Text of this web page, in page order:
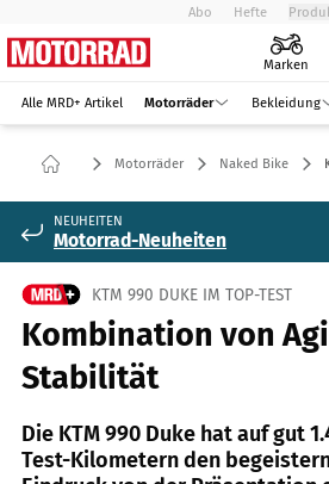
Abo Hefte
Marken
Alle MRD+ Artikel Motorräder Bekleidung
Motorräder Naked Bike
NEUHEITEN
Motorrad-Neuheiten
KTM 990 DUKE IM TOP-TEST
Kombination von
Stabilität
Die KTM 990 Duke hat auf gut
Test-Kilometern den